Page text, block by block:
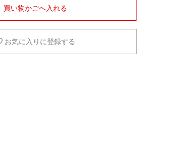
買い物かごへ入れる
お気に入りに登録する